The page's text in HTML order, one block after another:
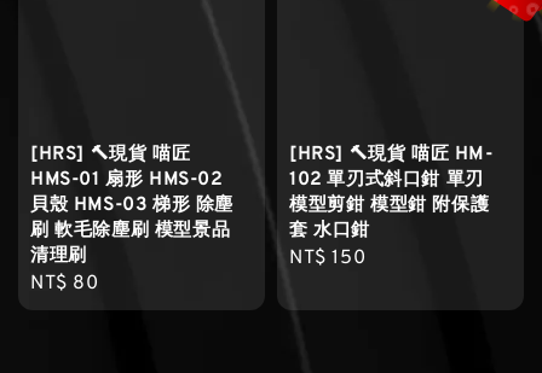
[HRS] 🔨現貨 喵匠
HMS-01 扇形 HMS-02
貝殼 HMS-03 梯形 除塵
刷 軟毛除塵刷 模型景品
清理刷
Regular
price
NT$ 80
[HRS] 🔨現貨 喵匠 HM-
102 單刃式斜口鉗 單刃
模型剪鉗 模型鉗 附保護
套 水口鉗
Regular
NT$ 150